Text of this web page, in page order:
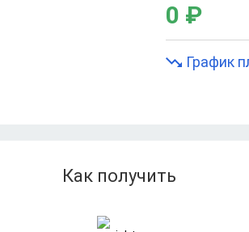
0 ₽
График
Как получить